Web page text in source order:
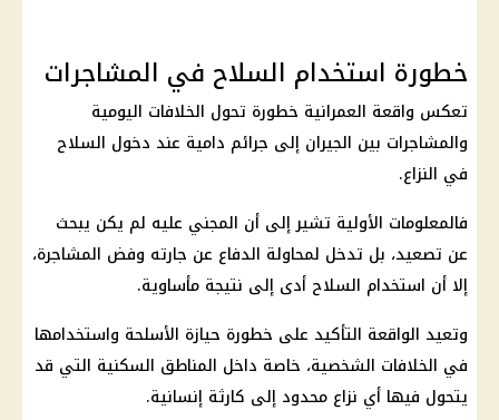
خطورة استخدام السلاح في المشاجرات
تعكس واقعة العمرانية خطورة تحول الخلافات اليومية
والمشاجرات بين الجيران إلى جرائم دامية عند دخول السلاح
في النزاع.
فالمعلومات الأولية تشير إلى أن المجني عليه لم يكن يبحث
عن تصعيد، بل تدخل لمحاولة الدفاع عن جارته وفض المشاجرة،
إلا أن استخدام السلاح أدى إلى نتيجة مأساوية.
وتعيد الواقعة التأكيد على خطورة حيازة الأسلحة واستخدامها
في الخلافات الشخصية، خاصة داخل المناطق السكنية التي قد
يتحول فيها أي نزاع محدود إلى كارثة إنسانية.